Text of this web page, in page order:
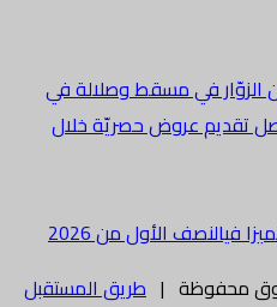
الزوّار في مسقط وصلالة في
تقديم عروض حصريّة خلال
فيالنصف الأول من 2026
طريق المستقبل